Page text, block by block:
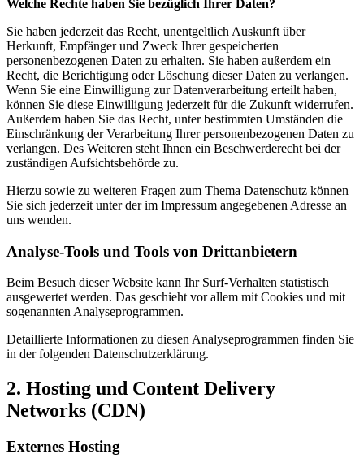
Welche Rechte haben Sie bezüglich Ihrer Daten?
Sie haben jederzeit das Recht, unentgeltlich Auskunft über
Herkunft, Empfänger und Zweck Ihrer gespeicherten
personenbezogenen Daten zu erhalten. Sie haben außerdem ein
Recht, die Berichtigung oder Löschung dieser Daten zu verlangen.
Wenn Sie eine Einwilligung zur Datenverarbeitung erteilt haben,
können Sie diese Einwilligung jederzeit für die Zukunft widerrufen.
Außerdem haben Sie das Recht, unter bestimmten Umständen die
Einschränkung der Verarbeitung Ihrer personenbezogenen Daten zu
verlangen. Des Weiteren steht Ihnen ein Beschwerderecht bei der
zuständigen Aufsichtsbehörde zu.
Hierzu sowie zu weiteren Fragen zum Thema Datenschutz können
Sie sich jederzeit unter der im Impressum angegebenen Adresse an
uns wenden.
Analyse-Tools und Tools von Drittanbietern
Beim Besuch dieser Website kann Ihr Surf-Verhalten statistisch
ausgewertet werden. Das geschieht vor allem mit Cookies und mit
sogenannten Analyseprogrammen.
Detaillierte Informationen zu diesen Analyseprogrammen finden Sie
in der folgenden Datenschutzerklärung.
2. Hosting und Content Delivery
Networks (CDN)
Externes Hosting